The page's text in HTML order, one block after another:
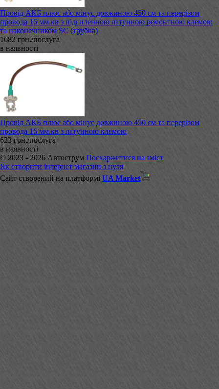
Провід АКБ плюс або мінус довжиною 450 см та перерізом
провода 16 мм.кв з підсиленною латунною ремонтною клемою
та наконечником SC (трубка)
1682 грн./послуга
в наявності
Провід АКБ плюс або мінус довжиною 450 см та перерізом
провода 16 мм.кв з латунною клемою
623 грн./послуга
в наявності
© 2023 - 2026 Автострум Поскаржитися на зміст
Як створити інтернет магазин з нуля
Сайт створений на платформі UA Market